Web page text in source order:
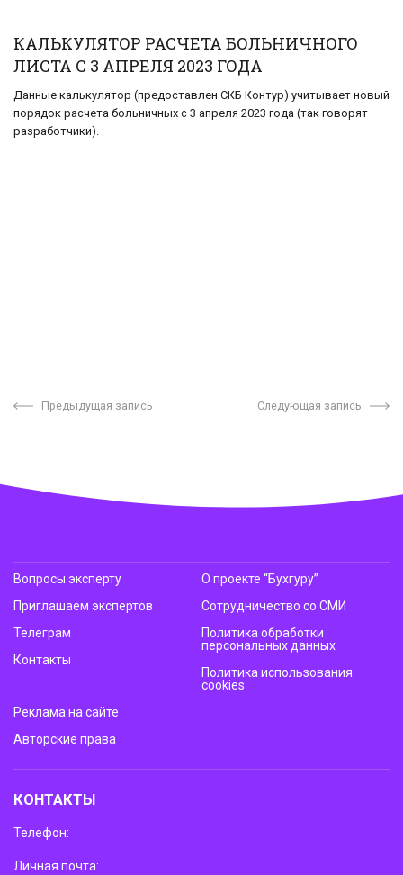
КАЛЬКУЛЯТОР РАСЧЕТА БОЛЬНИЧНОГО
ЛИСТА С 3 АПРЕЛЯ 2023 ГОДА
Данные калькулятор (предоставлен СКБ Контур) учитывает новый
порядок расчета больничных с 3 апреля 2023 года (так говорят
разработчики).
Предыдущая запись Следующая запись
Вопросы эксперту
Приглашаем экспертов
Телеграм
Контакты
О проекте “Бухгуру”
Сотрудничество со СМИ
Политика обработки
персональных данных
Политика использования
cookies
Реклама на сайте
Авторские права
КОНТАКТЫ
Телефон:
Личная почта: